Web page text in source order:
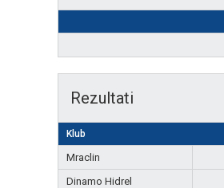
Rezultati
Klub
Mraclin
Dinamo Hidrel